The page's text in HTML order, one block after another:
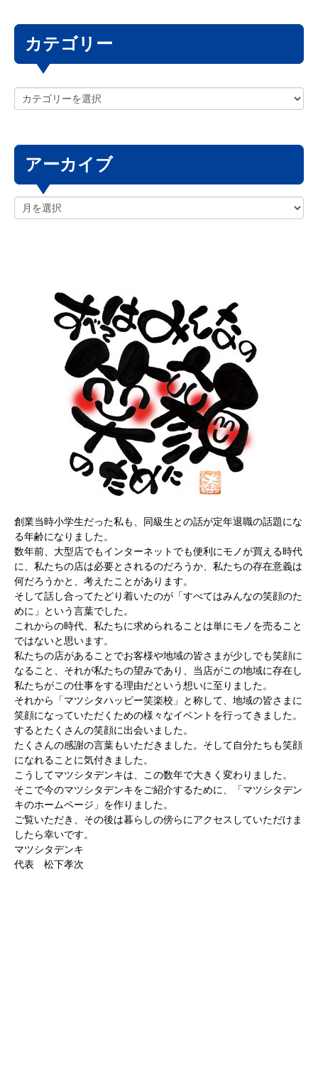
カテゴリー
アーカイブ
創業当時小学生だった私も、同級生との話が定年退職の話題にな
る年齢になりました。
数年前、大型店でもインターネットでも便利にモノが買える時代
に、私たちの店は必要とされるのだろうか、私たちの存在意義は
何だろうかと、考えたことがあります。
そして話し合ってたどり着いたのが「すべてはみんなの笑顔のた
めに」という言葉でした。
これからの時代、私たちに求められることは単にモノを売ること
ではないと思います。
私たちの店があることでお客様や地域の皆さまが少しでも笑顔に
なること、それが私たちの望みであり、当店がこの地域に存在し
私たちがこの仕事をする理由だという想いに至りました。
それから「マツシタハッピー笑楽校」と称して、地域の皆さまに
笑顔になっていただくための様々なイベントを行ってきました。
するとたくさんの笑顔に出会いました。
たくさんの感謝の言葉もいただきました。そして自分たちも笑顔
になれることに気付きました。
こうしてマツシタデンキは、この数年で大きく変わりました。
そこで今のマツシタデンキをご紹介するために、「マツシタデン
キのホームページ」を作りました。
ご覧いただき、その後は暮らしの傍らにアクセスしていただけま
したら幸いです。
マツシタデンキ
代表 松下孝次